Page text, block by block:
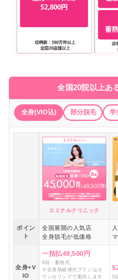
全国20院以上あ
全身(VIO込) 部分脱毛 学
エミナルクリニック
ポイン
ト
全国展開の人気店
全身脱毛が低価格
全身+V
IO
一括払49,500円
6回・蓄熱式
※全身熱破壊式プランはカ
ウンセリングで案内します
5回